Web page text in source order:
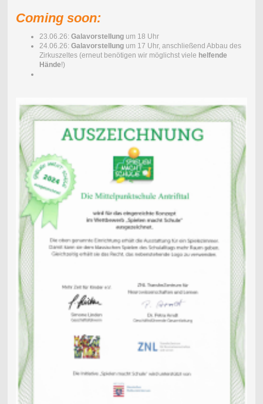
Coming soon:
23.06.26: Galavorstellungum 18 Uhr
24.06.26: Galavorstellungum 17 Uhr, anschließend Abbau des
Zirkuszeltes (erneut benötigen wir möglichst viele helfende
Hände!)